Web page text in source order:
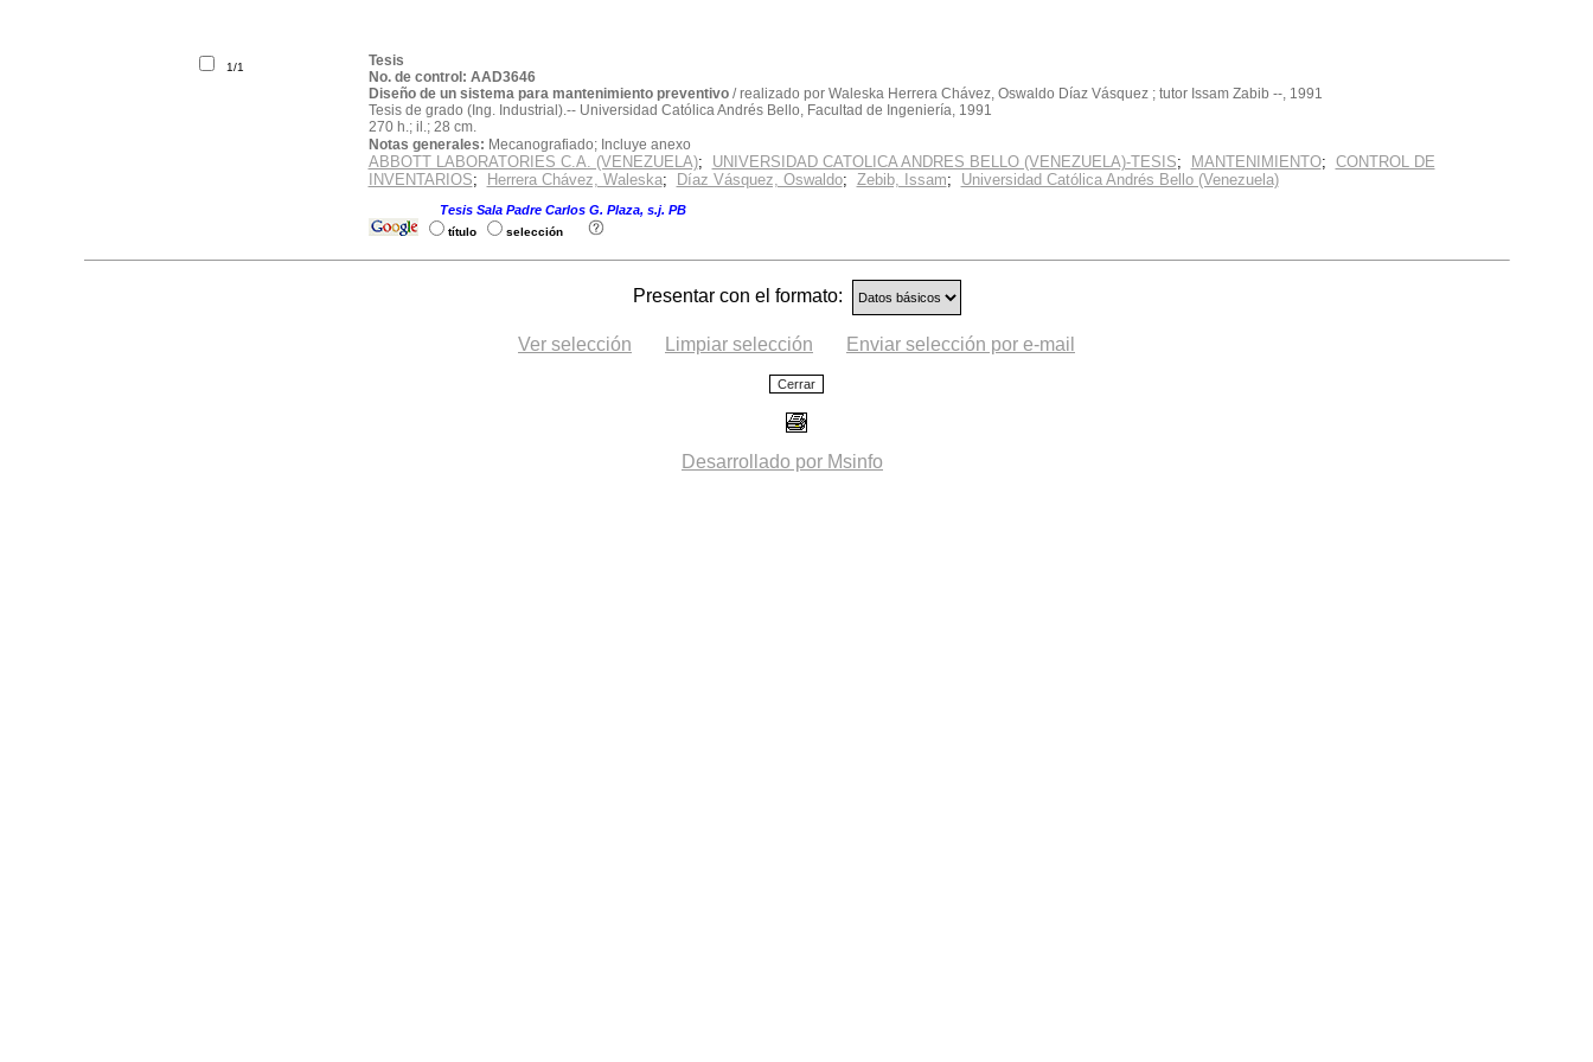
1/1
Tesis
No. de control: AAD3646
Diseño de un sistema para mantenimiento preventivo/ realizado por Waleska Herrera Chávez, Oswaldo Díaz Vásquez ; tutor Issam Zabib --, 1991
Tesis de grado (Ing. Industrial).-- Universidad Católica Andrés Bello, Facultad de Ingeniería, 1991
270 h.; il.; 28 cm.
Notas generales: Mecanografiado; Incluye anexo
ABBOTT LABORATORIES C.A. (VENEZUELA); UNIVERSIDAD CATOLICA ANDRES BELLO (VENEZUELA)-TESIS; MANTENIMIENTO; CONTROL DE
INVENTARIOS; Herrera Chávez, Waleska; Díaz Vásquez, Oswaldo; Zebib, Issam; Universidad Católica Andrés Bello (Venezuela)
Tesis Sala Padre Carlos G. Plaza, s.j. PB
título selección
Presentar con el formato:
Ver selección Limpiar selección Enviar selección por e-mail
Desarrollado por Msinfo